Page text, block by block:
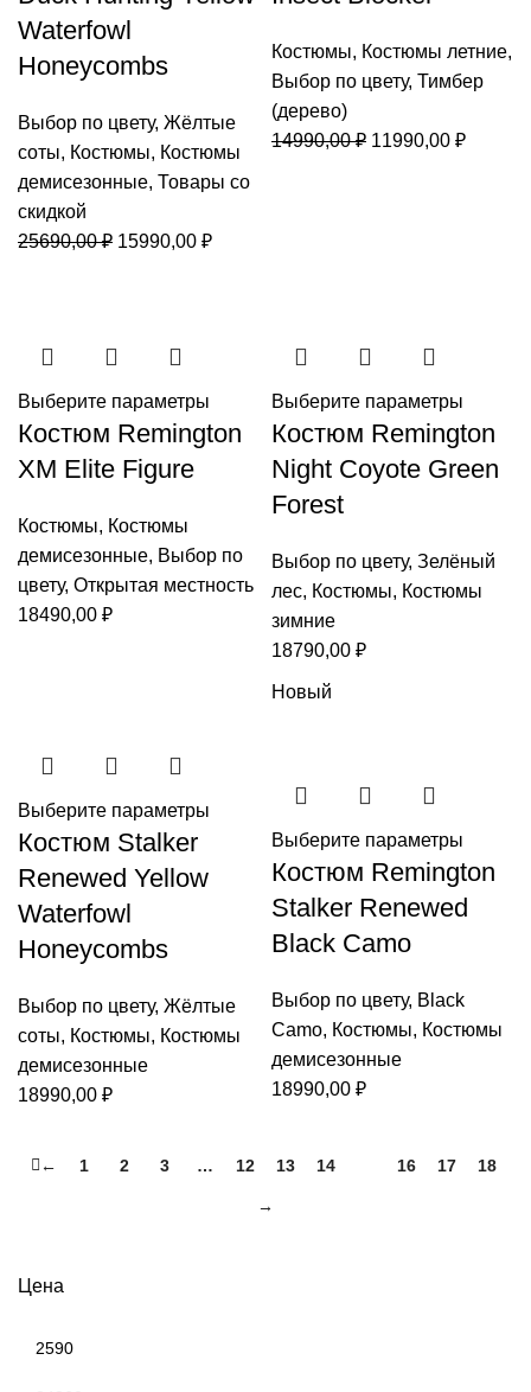
Цена
Waterfowl
Honeycombs
Выбор по цвету, Жёлтые
соты, Костюмы, Костюмы
демисезонные, Товары со
скидкой
25690,00₽ Первоначальная
15990,00 ₽Текущая
Костюмы, Костюмы летние,
Выбор по цвету, Тимбер
(дерево)
14990,00₽ Первоначальная
11990,00 ₽
Выберите параметры
Костюм Remington
XM Elite Figure
Костюмы, Костюмы
демисезонные, Выбор по
цвету, Открытая местность
18490,00 ₽
Выберите параметры
Костюм Remington
Night Coyote Green
Forest
Выбор по цвету, Зелёный
лес, Костюмы, Костюмы
зимние
18790,00 ₽
Выберите параметры
Костюм Stalker
Renewed Yellow
Waterfowl
Honeycombs
Выбор по цвету, Жёлтые
соты, Костюмы, Костюмы
демисезонные
18990,00 ₽
Новый
Выберите параметры
Костюм Remington
Stalker Renewed
Black Camo
Выбор по цвету, Black
Camo, Костюмы, Костюмы
демисезонные
18990,00 ₽
← 1 2 3 … 12 13 14 16 17 18
→